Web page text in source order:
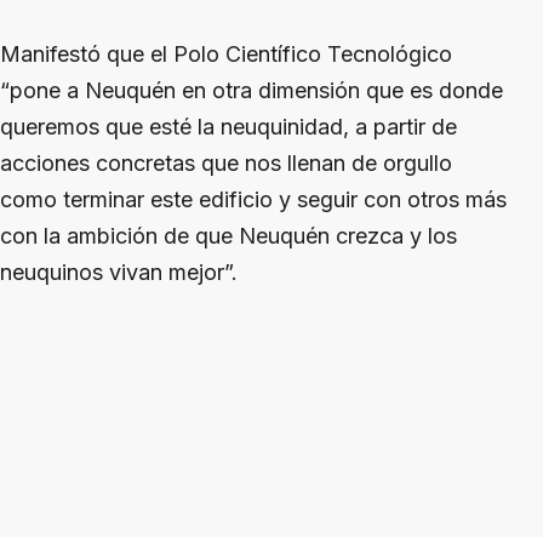
Manifestó que el Polo Científico Tecnológico
“pone a Neuquén en otra dimensión que es donde
queremos que esté la neuquinidad, a partir de
acciones concretas que nos llenan de orgullo
como terminar este edificio y seguir con otros más
con la ambición de que Neuquén crezca y los
neuquinos vivan mejor”.